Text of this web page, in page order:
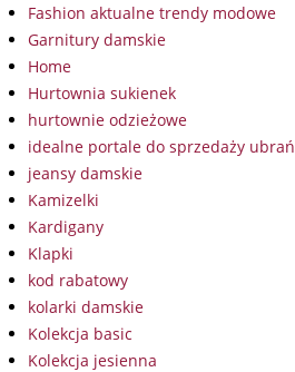
Fashion aktualne trendy modowe
Garnitury damskie
Home
Hurtownia sukienek
hurtownie odzieżowe
idealne portale do sprzedaży ubrań
jeansy damskie
Kamizelki
Kardigany
Klapki
kod rabatowy
kolarki damskie
Kolekcja basic
Kolekcja jesienna